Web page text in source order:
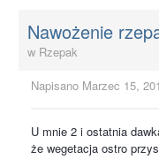
Nawożenie
w Rzepak
Napisano Marzec 15,
U mnie 2 i ostatnia
że wegetacja ostro